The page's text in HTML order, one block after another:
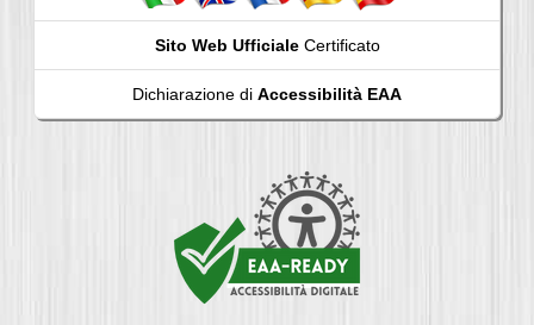
Sito Web UfficialeCertificato
Dichiarazione di Accessibilità EAA